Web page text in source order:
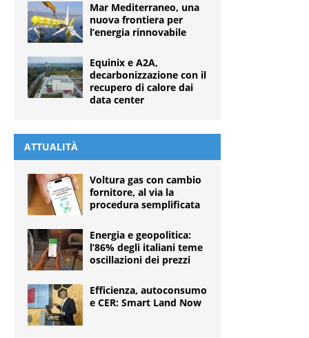
Mar Mediterraneo, una
nuova frontiera per
l’energia rinnovabile
Equinix e A2A,
decarbonizzazione con il
recupero di calore dai
data center
ATTUALITÀ
Voltura gas con cambio
fornitore, al via la
procedura semplificata
Energia e geopolitica:
l’86% degli italiani teme
oscillazioni dei prezzi
Efficienza, autoconsumo
e CER: Smart Land Now